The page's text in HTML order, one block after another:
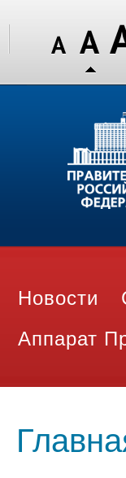
Новости
Аппарат